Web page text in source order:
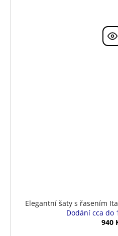
Elegantní šaty s řasením
Dodání cca do
940